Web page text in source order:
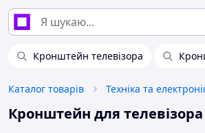
Кронштейн телевізора
Каталог товарів Техніка та
Кронштейн для телевізора